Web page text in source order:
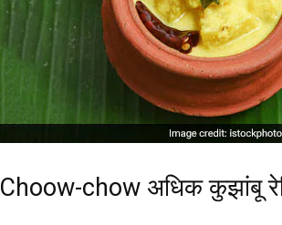
Choow-chow अधिक कुझांबू